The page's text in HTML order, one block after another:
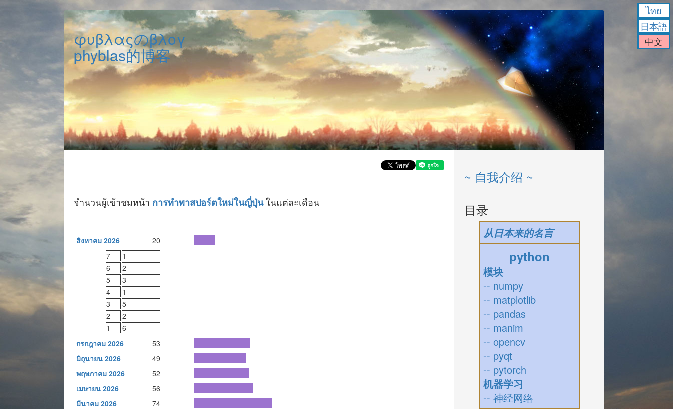
φυβλαςのβλογ
phyblas的博客
จำนวนผู้เข้าชมหน้า การทำพาสปอร์ตใหม่ในญี่ปุ่นในแต่ละเดือน
สิงหาคม 2026
20
7
1
6
2
5
3
4
1
3
5
2
2
1
6
กรกฎาคม 2026
53
มิถุนายน 2026
49
พฤษภาคม 2026
52
เมษายน 2026
56
มีนาคม 2026
74
~ 自我介绍 ~
目录
从日本来的名言
python
模块
-- numpy
-- matplotlib
-- pandas
-- manim
-- opencv
-- pyqt
-- pytorch
机器学习
-- 神经网络
ไทย
日本語
中文